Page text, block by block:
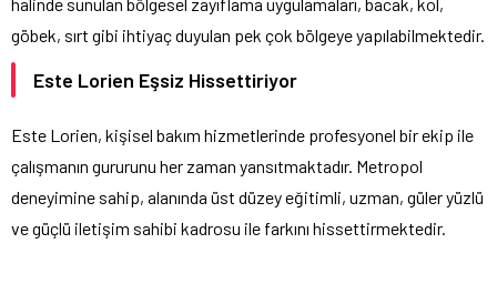
göbek, sırt gibi ihtiyaç duyulan pek çok bölgeye yapılabilmektedir.
Este Lorien Eşsiz Hissettiriyor
Este Lorien, kişisel bakım hizmetlerinde profesyonel bir ekip ile
çalışmanın gururunu her zaman yansıtmaktadır. Metropol
deneyimine sahip, alanında üst düzey eğitimli, uzman, güler yüzlü
ve güçlü iletişim sahibi kadrosu ile farkını hissettirmektedir.